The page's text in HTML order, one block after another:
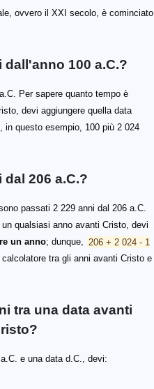
ovvero il XXI secolo, è cominciato
100 a.C.?
Per sapere quanto tempo è
devi aggiungere quella data
in questo esempio, 100 più 2 024
206 a.C.?
passati 2 229 anni dal 206 a.C.
qualsiasi anno avanti Cristo, devi
un anno; dunque, 206 + 2 024 - 1
tra gli anni avanti Cristo e
tra una data avanti
e una data d.C., devi: